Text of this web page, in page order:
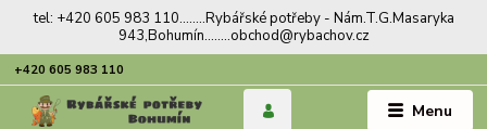
tel: +420 605 983 110........Rybářské potřeby - Nám.T.G.Masaryka
943,Bohumín........obchod@rybachov.cz
Menu
+420 605 983 110